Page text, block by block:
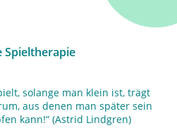
Spieltherapie
solange man klein ist, trägt
aus denen man später sein
kann!“ (Astrid Lindgren)